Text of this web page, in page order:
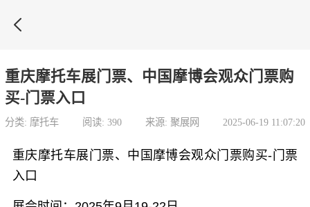

重庆摩托车展门票、中国摩博会观众门票购
买-门票入口
分类: 摩托车 阅读: 390 来源: 聚展网 2025-06-19 11:07:20
重庆摩托车展门票、中国摩博会观众门票购买-门票
入口